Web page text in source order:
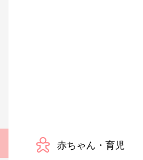
赤ちゃん・育児